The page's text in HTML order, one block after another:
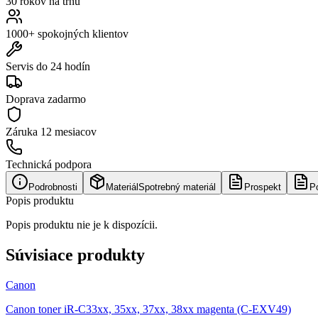
1000+ spokojných klientov
Servis do 24 hodín
Doprava zadarmo
Záruka 12 mesiacov
Technická podpora
Podrobnosti Materiál Spotrebný materiál Prospekt
Popis produktu
Popis produktu nie je k dispozícii.
Súvisiace produkty
Canon
Canon toner iR-C33xx, 35xx, 37xx, 38xx magenta (C-EXV49)